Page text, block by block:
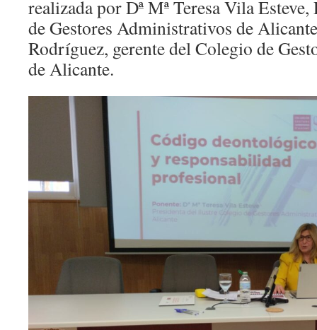
realizada por Dª Mª Teresa Vila
de Gestores Administrativos de
Rodríguez, gerente del Colegio de
de Alicante.